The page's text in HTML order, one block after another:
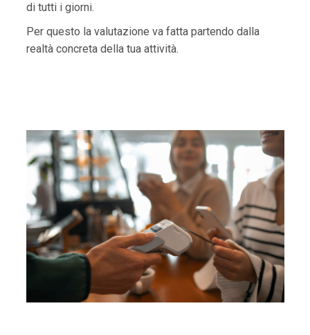
di tutti i giorni.
Per questo la valutazione va fatta partendo dalla
realtà concreta della tua attività.